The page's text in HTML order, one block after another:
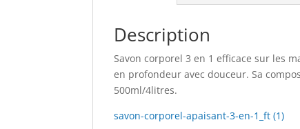
Description
Savon corporel 3 en 1 efficace sur les
en profondeur avec douceur. Sa
500ml/4litres.
savon-corporel-apaisant-3-en-1_ft (1)